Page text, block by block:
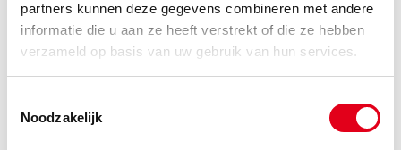
partners kunnen deze gegevens combineren met andere
informatie die u aan ze heeft verstrekt of die ze hebben
verzameld op basis van uw gebruik van hun services.
Noodzakelijk
-